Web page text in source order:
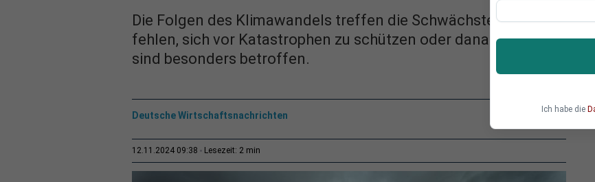
Die Folgen des Klimawandels treffen die Schwächsten am
fehlen, sich vor Katastrophen zu schützen oder danach wieder
sind besonders betroffen.
Deutsche Wirtschaftsnachrichten
12.11.2024 09:38 Lesezeit: 2 min
Ich habe die